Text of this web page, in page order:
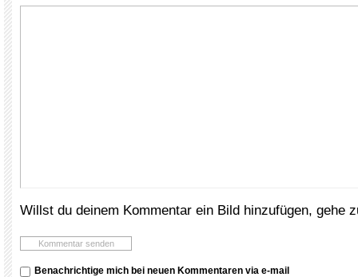
Willst du deinem Kommentar ein Bild hinzufügen, gehe
Benachrichtige mich bei neuen Kommentaren via e-mail